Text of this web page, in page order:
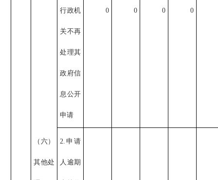
（六）
其他处
行政机
关不再
处理其
政府信
息公开
申请
0 0 0 0
2.申请
人逾期